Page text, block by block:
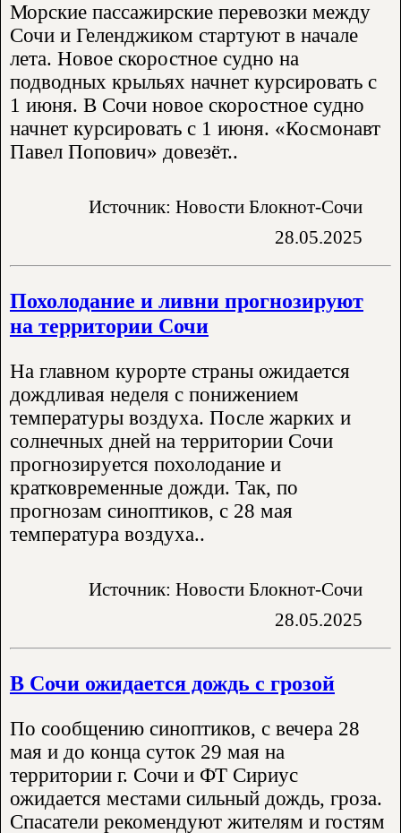
Морские пассажирские перевозки между
Сочи и Геленджиком стартуют в начале
лета. Новое скоростное судно на
подводных крыльях начнет курсировать с
1 июня. В Сочи новое скоростное судно
начнет курсировать с 1 июня. «Космонавт
Павел Попович» довезёт..
Источник: Новости Блокнот-Сочи
28.05.2025
Похолодание и ливни прогнозируют
на территории Сочи
На главном курорте страны ожидается
дождливая неделя с понижением
температуры воздуха. После жарких и
солнечных дней на территории Сочи
прогнозируется похолодание и
кратковременные дожди. Так, по
прогнозам синоптиков, с 28 мая
температура воздуха..
Источник: Новости Блокнот-Сочи
28.05.2025
В Сочи ожидается дождь с грозой
По сообщению синоптиков, с вечера 28
мая и до конца суток 29 мая на
территории г. Сочи и ФТ Сириус
ожидается местами сильный дождь, гроза.
Спасатели рекомендуют жителям и гостям